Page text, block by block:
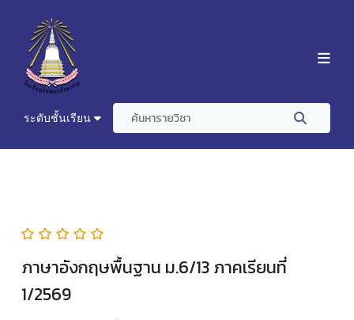
ระดับชั้นเรียน
ภาษาอังกฤษพื้นฐาน ม.6/13 ภาคเรียนที่
1/2569